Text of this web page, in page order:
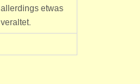
allerdings etwas
veraltet.